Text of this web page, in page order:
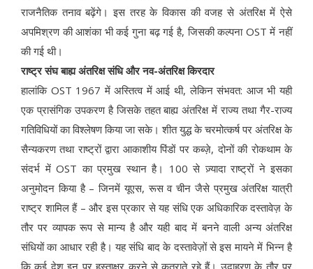
राजनैतिक तनाव बढ़ेंगे। इस तरह के विकास की वजह से अंतरिक्ष में ऐसे
अपमिश्रण की आशंका भी कई गुना बढ़ गई है, जिसकी कल्पना OST में नहीं
की गई थी।
राष्ट्र संघ बाह्य अंतरिक्ष संधि और नव-अंतरिक्ष किरदार
हालांकि OST 1967 में अस्तित्व में आई थी, लेकिन संभवत: आज भी यही
एक प्रासंगिक उपकरण है जिसके तहत बाह्य अंतरिक्ष में राज्य तथा गैर-राज्य
गतिविधियों का विश्लेषण किया जा सके। शीत युद्ध के चरमोत्कर्ष पर अंतरिक्ष के
सैन्यकरण तथा राष्ट्रों द्वारा आकाशीय पिंडों पर कब्ज़े, दोनों की रोकथाम के
संदर्भ में OST का प्रमुख स्थान है। 100 से ज़्यादा राष्ट्रों ने इसका
अनुमोदन किया है – जिनमें यूएस, रूस व चीन जैसे प्रमुख अंतरिक्ष यात्री
राष्ट्र शामिल हैं – और इस प्रकार से यह संधि एक अधिकारिक दस्तावेज़ के
तौर पर व्यापक रूप से मान्य है और यही बाद में बनने वाली अन्य अंतरिक्ष
संधियों का आधार रही है। यह संधि बाद के दस्तावेज़ों से इस मायने में भिन्न है
कि कई देश इन पर हस्ताक्षर करने से कतराते रहे हैं। उदाहरण के तौर पर